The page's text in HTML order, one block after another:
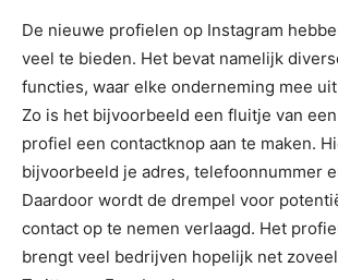
De nieuwe profielen op Instagram
veel te bieden. Het bevat namelijk
functies, waar elke onderneming mee
Zo is het bijvoorbeeld een fluitje van
profiel een contactknop aan te maken.
bijvoorbeeld je adres, telefoonnummer
Daardoor wordt de drempel voor
contact op te nemen verlaagd. Het
brengt veel bedrijven hopelijk net